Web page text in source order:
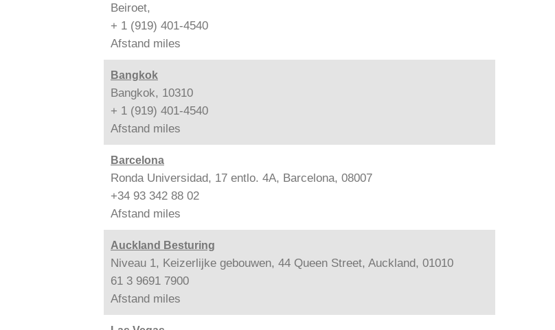
Beiroet,
+ 1 (919) 401-4540
Afstand miles
Bangkok
Bangkok, 10310
+ 1 (919) 401-4540
Afstand miles
Barcelona
Ronda Universidad, 17 entlo. 4A, Barcelona, 08007
+34 93 342 88 02
Afstand miles
Auckland Besturing
Niveau 1, Keizerlijke gebouwen, 44 Queen Street, Auckland, 01010
61 3 9691 7900
Afstand miles